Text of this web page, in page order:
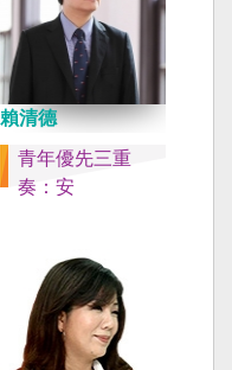
賴清德
青年優先三重
奏：安